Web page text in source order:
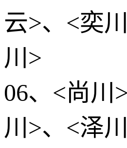
云>、<奕
川>
06、<尚川
川>、<泽